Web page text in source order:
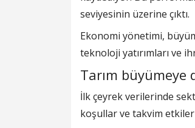
seviyesinin üzerine çıktı.
Ekonomi yönetimi,
teknoloji yatırımları ve
Tarım büyümeye
İlk çeyrek verilerinde
koşullar ve takvim